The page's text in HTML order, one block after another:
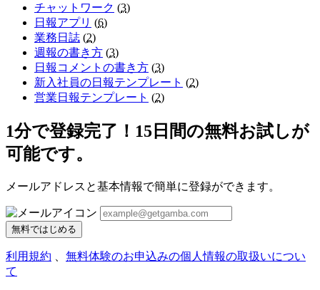
チャットワーク (3)
日報アプリ (6)
業務日誌 (2)
週報の書き方 (3)
日報コメントの書き方 (3)
新入社員の日報テンプレート (2)
営業日報テンプレート (2)
1分で登録完了！15日間の無料お試しが
可能です。
メールアドレスと基本情報で簡単に登録ができます。
無料ではじめる
利用規約
無料体験のお申込みの個人情報の取扱いについ
て